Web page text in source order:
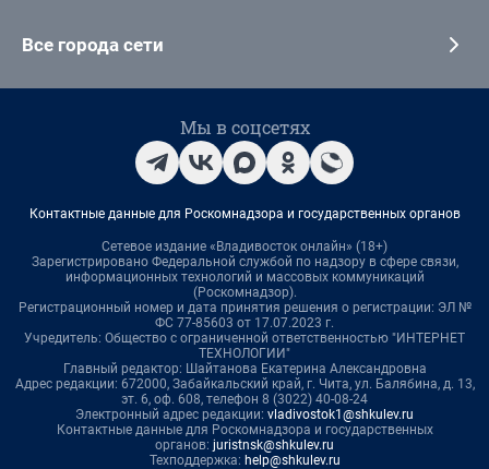
Все города сети
Мы в соцсетях
Контактные данные для Роскомнадзора и государственных органов
Сетевое издание «Владивосток онлайн» (18+)
Зарегистрировано Федеральной службой по надзору в сфере связи,
информационных технологий и массовых коммуникаций
(Роскомнадзор).
Регистрационный номер и дата принятия решения о регистрации: ЭЛ №
ФС 77-85603 от 17.07.2023 г.
Учредитель: Общество с ограниченной ответственностью "ИНТЕРНЕТ
ТЕХНОЛОГИИ"
Главный редактор: Шайтанова Екатерина Александровна
Адрес редакции: 672000, Забайкальский край, г. Чита, ул. Балябина, д. 13,
эт. 6, оф. 608, телефон 8 (3022) 40-08-24
Электронный адрес редакции: vladivostok1@shkulev.ru
Контактные данные для Роскомнадзора и государственных
органов: juristnsk@shkulev.ru
Техподдержка: help@shkulev.ru